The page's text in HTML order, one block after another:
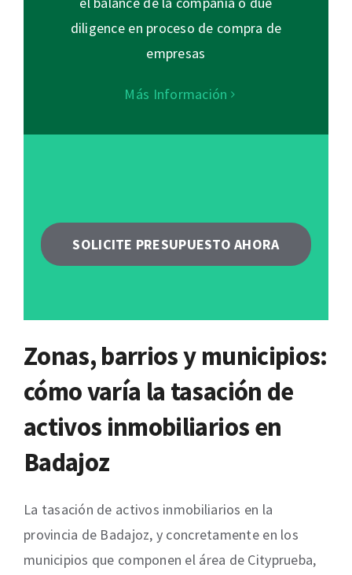
diligence en proceso de compra de
empresas
Más Información
SOLICITE PRESUPUESTO AHORA
Zonas, barrios y municipios:
cómo varía la tasación de
activos inmobiliarios en
Badajoz
La tasación de activos inmobiliarios en la
provincia de Badajoz, y concretamente en los
municipios que componen el área de Cityprueba,